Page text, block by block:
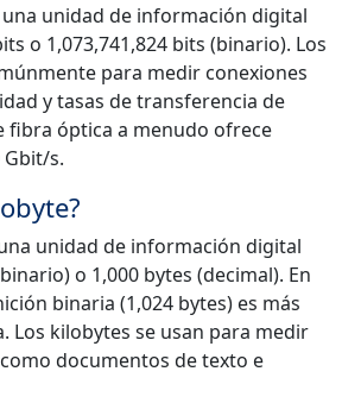
unidad de información digital
o 1,073,741,824 bits (binario). Los
para medir conexiones
y tasas de transferencia de
fibra óptica a menudo ofrece
Gbit/s.
unidad de información digital
o 1,000 bytes (decimal). En
binaria (1,024 bytes) es más
Los kilobytes se usan para medir
documentos de texto e